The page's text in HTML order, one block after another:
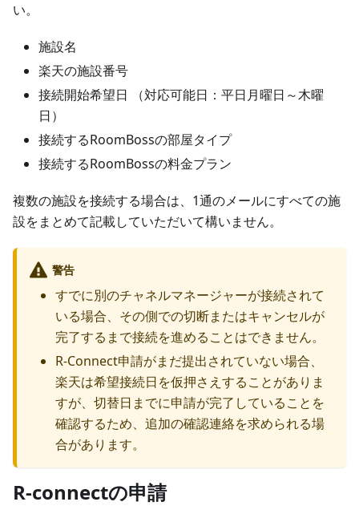
い。
施設名
楽天の施設番号
接続開始希望日 （対応可能日：平日月曜日～木曜
日）
接続するRoomBossの部屋タイプ
接続するRoomBossの料金プラン
複数の施設を接続する場合は、1通のメールにすべての施
設をまとめて記載していただいて構いません。
警告
すでに別のチャネルマネージャーが接続されて
いる場合、その側での切断またはキャンセルが
完了するまで接続を進めることはできません。
R-Connect申請がまだ提出されていない場合、
楽天は希望接続日を仮押さえすることがありま
すが、切替日までに申請が完了していることを
確認するため、追加の確認連絡を求められる場
合があります。
R-connectの申請